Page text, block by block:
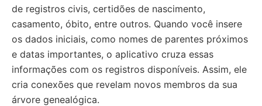
de registros civis, certidões de nascimento,
casamento, óbito, entre outros. Quando você insere
os dados iniciais, como nomes de parentes próximos
e datas importantes, o aplicativo cruza essas
informações com os registros disponíveis. Assim, ele
cria conexões que revelam novos membros da sua
árvore genealógica.